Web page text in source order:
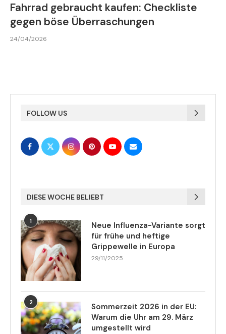
Fahrrad gebraucht kaufen: Checkliste
gegen böse Überraschungen
24/04/2026
FOLLOW US
DIESE WOCHE BELIEBT
1
Neue Influenza-Variante sorgt
für frühe und heftige
Grippewelle in Europa
29/11/2025
2
Sommerzeit 2026 in der EU:
Warum die Uhr am 29. März
umgestellt wird